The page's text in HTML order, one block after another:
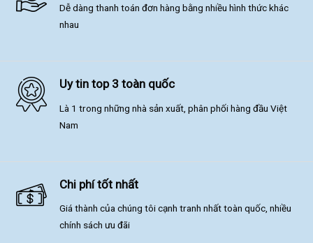
Dễ dàng thanh toán đơn hàng bằng nhiều hình thức khác
nhau
Uy tin top 3 toàn quốc
Là 1 trong những nhà sản xuất, phân phối hàng đầu Việt
Nam
Chi phí tốt nhất
Giá thành của chúng tôi cạnh tranh nhất toàn quốc, nhiều
chính sách ưu đãi